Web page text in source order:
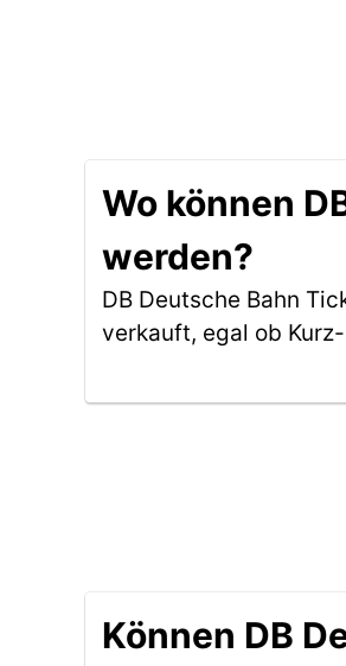
Wo können
werden?
DB Deutsche Bahn
verkauft, egal ob
Können DB